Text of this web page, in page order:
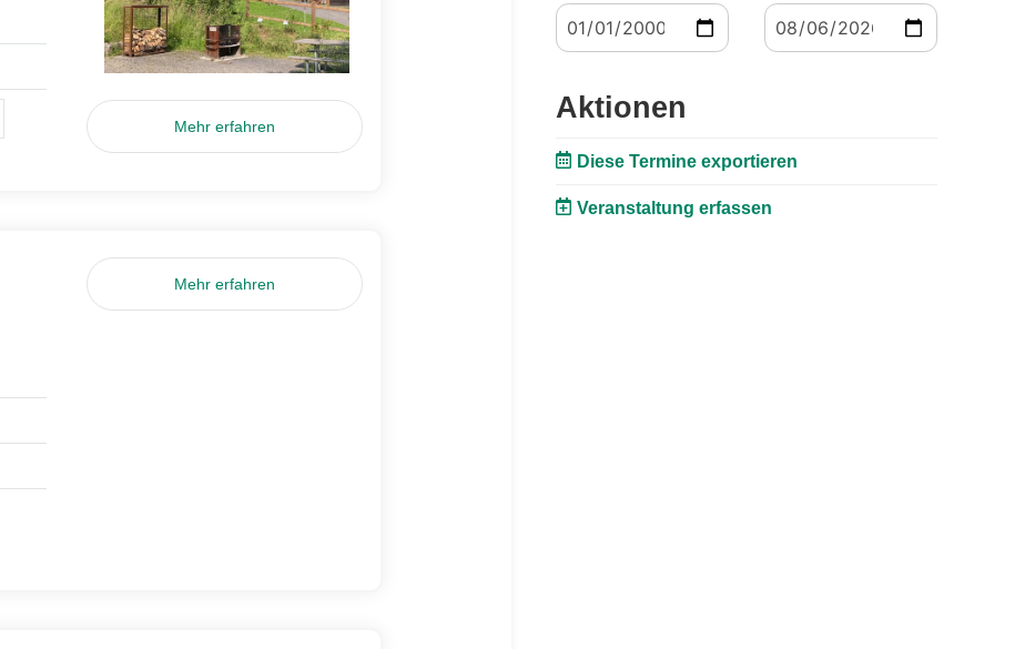
Mehr erfahren
Mehr erfahren
Aktionen
Diese Termine exportieren
Veranstaltung erfassen